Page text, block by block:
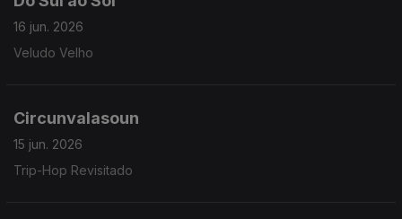
16 jun. 2026
Veludo Velho
Circunvalasoun
15 jun. 2026
Trip-Hop Revisitado